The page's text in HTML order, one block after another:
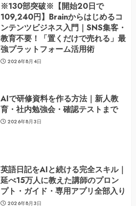
※130部突破※【開始20日で
109,240円】Brainからはじめるコ
ンテンツビジネス入門｜SNS集客・
教育不要！「置くだけで売れる」最
強プラットフォーム活用術
2026年8月4日
AIで研修資料を作る方法｜新人教
育・社内勉強会・確認テストまで
2026年8月3日
英語日記をAIと続ける完全スキル｜
延べ15万人に教えた講師のプロン
プト・ガイド・専用アプリ全部入り
2026年8月3日